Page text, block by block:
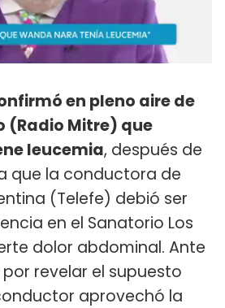
en pleno aire de
(Radio Mitre) que
leucemia, después de
que la conductora de
(Telefe) debió ser
en el Sanatorio Los
dolor abdominal. Ante
revelar el supuesto
aprovechó la